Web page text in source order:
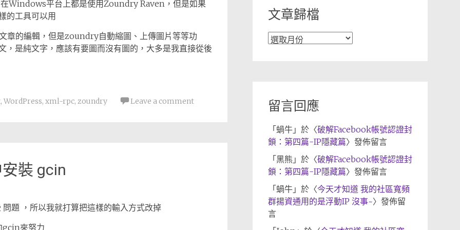
Windows平台上都是使用Zoundry Raven，但是如果
的工具可以用
章的編輯，但是zoundry自動縮圖、上傳圖片等等功
，是純文字，應該有要圖而沒有圖的，大多是我直接從後
, WordPress, xml-rpc, zoundry Leave a comment
裝 gcin
題 ，所以我就打算把這樣的輸入方式改掉
gcin來努力
文章歸檔
文
留言回應
「 蝸牛」於〈破解Facebook帳號認證封
鎖：第四篇-IP隱藏篇〉發佈留言
「 黑熊 」於〈破解Facebook帳號認證封
鎖：第四篇-IP隱藏篇〉發佈留言
「 蝸牛」於〈今天才知道 我的社區寬頻
群揚資通用的是浮動IP 沒事~〉發佈留
言